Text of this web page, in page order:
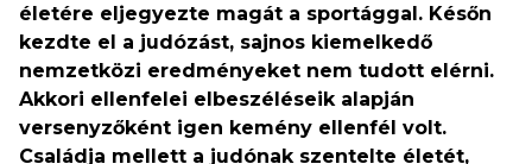
életére eljegyezte magát a sportággal. Későn
kezdte el a judózást, sajnos kiemelkedő
nemzetközi eredményeket nem tudott elérni.
Akkori ellenfelei elbeszéléseik alapján
versenyzőként igen kemény ellenfél volt.
Családja mellett a judónak szentelte életét,